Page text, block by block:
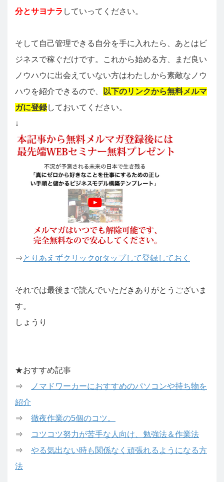
分とサヨナラ していってください。
そして自己管理できる自分を手に入れたら、あとはビ
ジネスで稼ぐだけです。これから始める方、まだ良い
ノウハウに出会えていない方はわたしから素敵なノウ
ハウを紹介できるので、
以下のリンクから無料メルマ
ガに登録しておいてください。
↓
⇒とりあえずクリックorタップして登録しておく
それでは最後まで読んでいただきありがとうございま
す。
しょうり
★おすすめ記事
⇒
ノマドワーカーにおすすめのパソコンや持ち物を
紹介
⇒ 徹夜作業の5個のコツ。
⇒
コツコツ努力が苦手な人向け、勉強法＆作業法
⇒ やる気出ない時も関係なく頑張れるようになる方
法